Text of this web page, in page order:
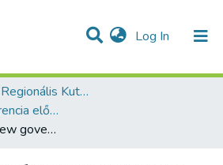
Log In (current)
& Collections
Statistics
All of DSpace
ELTE KRTK Regionális Kutatások Intézete
Ismertetők, konferencia előadás absztraktok - idegen nyelvű (RKI)
The efficiency of new governance tools in light of Western and Central and Eastern European experiences